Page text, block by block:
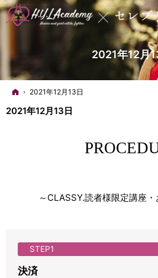
2021年12月
ホーム
2021年12月13日
2021年12月13日
～CLASSY.読者様限定講座
STEP1
決済